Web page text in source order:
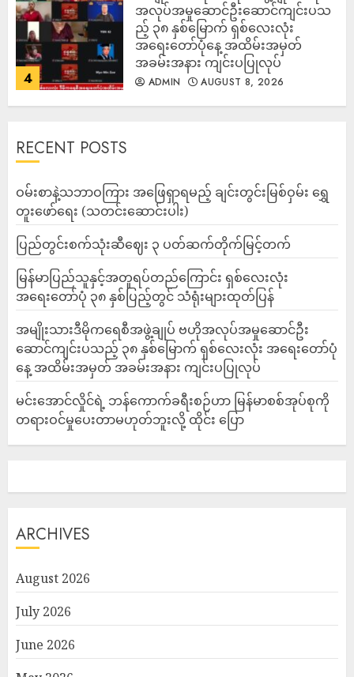
4
အလုပ်အမှုဆောင်ဦးဆောင်ကျင်းပသ
ည့် ၃၈ နှစ်မြောက် ရှစ်လေးလုံး
အရေးတော်ပုံနေ့ အထိမ်းအမှတ်
အခမ်းအနား ကျင်းပပြုလုပ်
ADMIN AUGUST 8, 2026
RECENT POSTS
ဝမ်းစာနဲ့သဘာဝကြား အဖြေရှာရမည့် ချင်းတွင်းမြစ်ဝှမ်း ရွှေ
တူးဖော်ရေး (သတင်းဆောင်းပါး)
ပြည်တွင်းစက်သုံးဆီဈေး ၃ ပတ်ဆက်တိုက်မြင့်တက်
မြန်မာပြည်သူနှင့်အတူရပ်တည်ကြောင်း ရှစ်လေးလုံး
အရေးတော်ပုံ ၃၈ နှစ်ပြည့်တွင် သံရုံးများထုတ်ပြန်
အမျိုးသားဒီမိုကရေစီအဖွဲ့ချုပ် ဗဟိုအလုပ်အမှုဆောင်ဦး
ဆောင်ကျင်းပသည့် ၃၈ နှစ်မြောက် ရှစ်လေးလုံး အရေးတော်ပုံ
နေ့ အထိမ်းအမှတ် အခမ်းအနား ကျင်းပပြုလုပ်
မင်းအောင်လှိုင်ရဲ့ ဘန်ကောက်ခရီးစဉ်ဟာ မြန်မာစစ်အုပ်စုကို
တရားဝင်မှုပေးတာမဟုတ်ဘူးလို့ ထိုင်း ပြော
ARCHIVES
August 2026
July 2026
June 2026